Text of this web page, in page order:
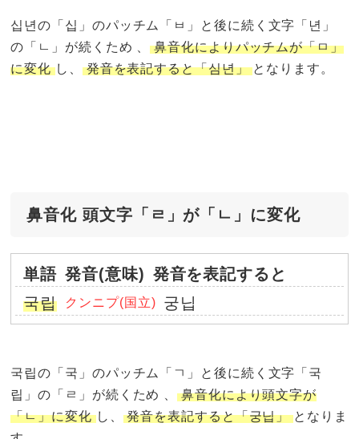
십년の「십」のパッチム「ㅂ」と後に続く文字「년」
の「ㄴ」が続くため 、鼻音化によりパッチムが「ㅁ」
に変化し、 発音を表記すると「심년」となります。
鼻音化 頭文字「ㄹ」が「ㄴ」に変化
単語 発音(意味) 発音を表記すると
국립
クンニプ(国立) 궁닙
국립の「국」のパッチム「ㄱ」と後に続く文字「국
립」の「ㄹ」が続くため 、鼻音化により頭文字が
「ㄴ」に変化し、 発音を表記すると「궁닙」となりま